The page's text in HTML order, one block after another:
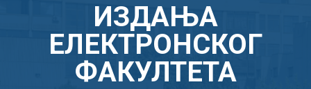
ИЗДАЊА
ЕЛЕКТРОНСКОГ
ФАКУЛТЕТА